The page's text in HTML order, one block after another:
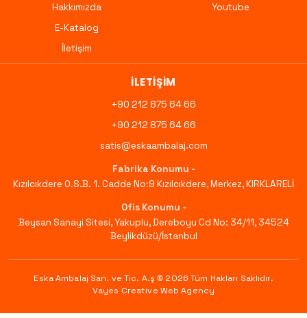
Hakkımızda
E-Katalog
İletişim
Youtube
İLETIŞIM
+90 212 875 64 66
+90 212 875 64 66
satis@eskaambalaj.com
Fabrika Konumu -
Kızılcıkdere O.S.B. 1. Cadde No:9 Kızılcıkdere, Merkez, KIRKLARELİ
Ofis Konumu -
Beysan Sanayi Sitesi, Yakuplu, Dereboyu Cd No: 34/11, 34524
Beylikdüzü/İstanbul
Eska Ambalaj San. ve Tic. A.ş © 2026 Tüm Hakları Saklıdır.
Vayes Creative Web Agency